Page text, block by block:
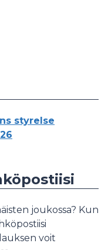
styrelse
joukossa? Kun
voit